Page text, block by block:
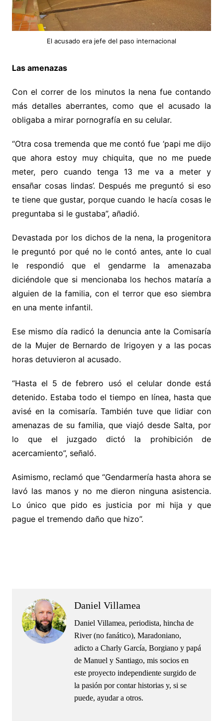
El acusado era jefe del paso internacional
Las amenazas
Con el correr de los minutos la nena fue contando
más detalles aberrantes, como que el acusado la
obligaba a mirar pornografía en su celular.
“Otra cosa tremenda que me contó fue ‘papi me dijo
que ahora estoy muy chiquita, que no me puede
meter, pero cuando tenga 13 me va a meter y
ensañar cosas lindas’. Después me preguntó si eso
te tiene que gustar, porque cuando le hacía cosas le
preguntaba si le gustaba”, añadió.
Devastada por los dichos de la nena, la progenitora
le preguntó por qué no le contó antes, ante lo cual
le respondió que el gendarme la amenazaba
diciéndole que si mencionaba los hechos mataría a
alguien de la familia, con el terror que eso siembra
en una mente infantil.
Ese mismo día radicó la denuncia ante la Comisaría
de la Mujer de Bernardo de Irigoyen y a las pocas
horas detuvieron al acusado.
“Hasta el 5 de febrero usó el celular donde está
detenido. Estaba todo el tiempo en línea, hasta que
avisé en la comisaría. También tuve que lidiar con
amenazas de su familia, que viajó desde Salta, por
lo que el juzgado dictó la prohibición de
acercamiento”, señaló.
Asimismo, reclamó que “Gendarmería hasta ahora se
lavó las manos y no me dieron ninguna asistencia.
Lo único que pido es justicia por mi hija y que
pague el tremendo daño que hizo”.
Daniel Villamea
Daniel Villamea, periodista, hincha de
River (no fanático), Maradoniano,
adicto a Charly García, Borgiano y papá
de Manuel y Santiago, mis socios en
este proyecto independiente surgido de
la pasión por contar historias y, si se
puede, ayudar a otros.